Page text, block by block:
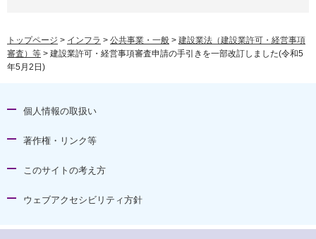
トップページ > インフラ > 公共事業・一般 > 建設業法（建設業許可・経営事項
審査）等 > 建設業許可・経営事項審査申請の手引きを一部改訂しました(令和5
年5月2日)
個人情報の取扱い
著作権・リンク等
このサイトの考え方
ウェブアクセシビリティ方針